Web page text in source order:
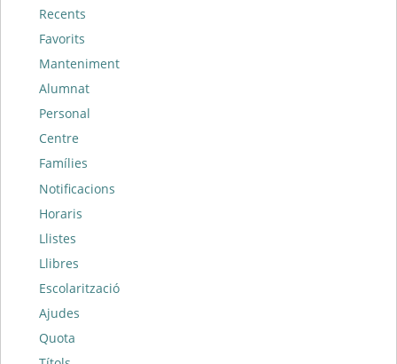
Recents
Favorits
Manteniment
Alumnat
Personal
Centre
Famílies
Notificacions
Horaris
Llistes
Llibres
Escolarització
Ajudes
Quota